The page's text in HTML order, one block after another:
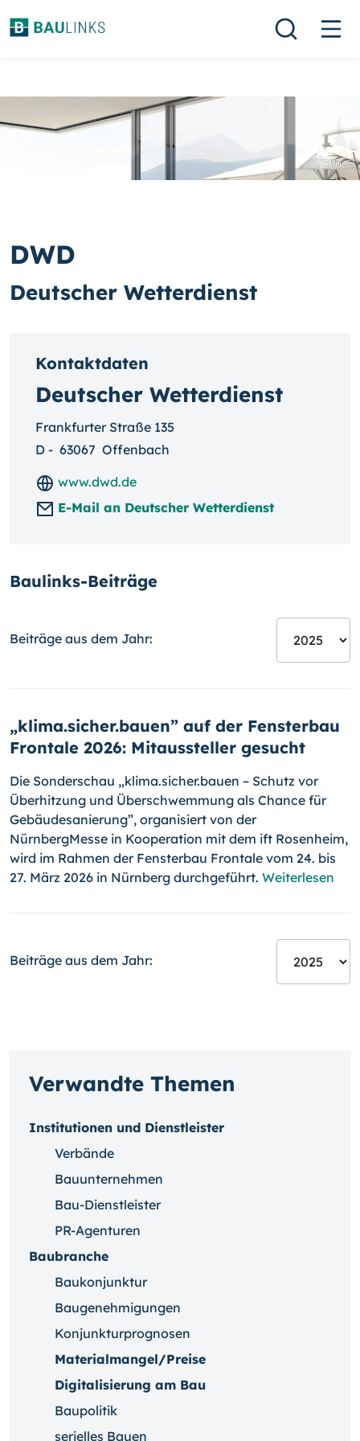
DWD
Deutscher Wetterdienst
Kontaktdaten
Deutscher Wetterdienst
Frankfurter Straße 135
D - 63067 Offenbach
www.dwd.de
E-Mail an Deutscher Wetterdienst
Baulinks-Beiträge
Beiträge aus dem Jahr:
„klima.sicher.bauen” auf der Fensterbau
Frontale 2026: Mitaussteller gesucht
Die Sonderschau „klima.sicher.bauen – Schutz vor
Überhitzung und Überschwemmung als Chance für
Gebäudesanierung”, organisiert von der
NürnbergMesse in Kooperation mit dem ift Rosenheim,
wird im Rahmen der Fensterbau Frontale vom 24. bis
27. März 2026 in Nürnberg durchgeführt. Weiterlesen
Beiträge aus dem Jahr:
Verwandte Themen
Institutionen und Dienstleister
Verbände
Bauunternehmen
Bau-Dienstleister
PR-Agenturen
Baubranche
Baukonjunktur
Baugenehmigungen
Konjunkturprognosen
Materialmangel/Preise
Digitalisierung am Bau
Baupolitik
serielles Bauen